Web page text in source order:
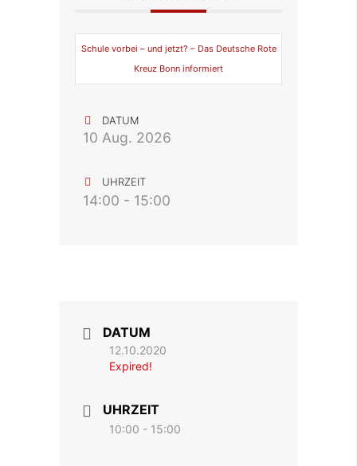
Schule vorbei – und jetzt? – Das Deutsche Rote
Kreuz Bonn informiert
DATUM
10 Aug. 2026
UHRZEIT
14:00 - 15:00
DATUM
12.10.2020
Expired!
UHRZEIT
10:00 - 15:00